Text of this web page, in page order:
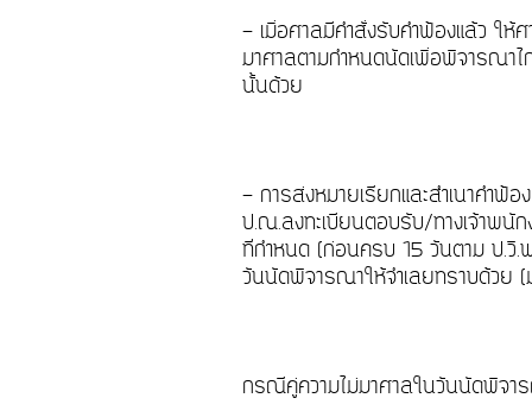
- เมื่อศาลมีคำสั่งรับคำฟ้องแล้ว ให้
มาศาลตามกำหนดนัดเพื่อพิจารณา
นั้นด้วย
- การส่งหมายเรียกและสำเนาคำฟ้
ป.ณ.ลงทะเบียนตอบรับ/ทางเจ้าพนัก
ที่กำหนด (ก่อนครบ 15 วันตาม ป.วิ.
วันนัดพิจารณาให้จำเลยทราบด้วย
กรณีคู่ความไม่มาศาลในวันนัดพิจ